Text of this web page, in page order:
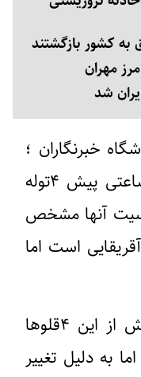
مهران
خبرنگاران ؛
شیر ماده باغ وحش تهران ساعتی پیش ۴توله
آنها مشخص
است اما
این ملکه باغ وحش ارم، پیش از این ۴قلوها
به دلیل تغییر